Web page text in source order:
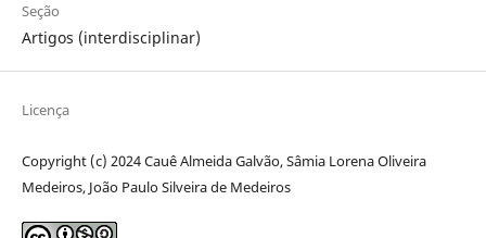
Seção
Artigos (interdisciplinar)
Licença
Copyright (c) 2024 Cauê Almeida Galvão, Sâmia Lorena Oliveira
Medeiros, João Paulo Silveira de Medeiros